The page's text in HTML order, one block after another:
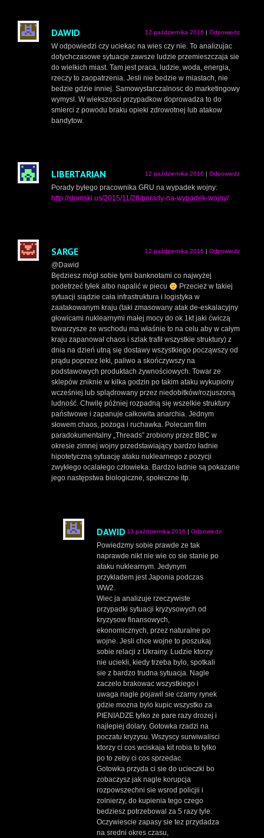
DAWID 12 października 2016 Odpowiedz
W odpowiedzi czy uciekac na wies czy nie. To analizujac
dotychczasowe sytuacje zawsze ludzie przemieszczaja sie
do wielkich miast. Tam jest praca, ludzie, woda, energia,
rzeczy to zaopatrzenia. Jesli nie bedzie w miastach, nie
bedzie gdzie inniej. Samowystarczalnosc do marketingowy
wymysl. W wiekszosci przypadkow doprowadza to do
smierci z powodu braku opieki zdrowotnej lub atakow
bandytow.
LIBERTARIAN 12 października 2016 Odpowiedz
Porady byłego pracownika GRU na wypadek wojny:
http://slomski.us/2015/11/28/porady-na-wypadek-wojny/
SARGE 12 października 2016 Odpowiedz
@Dawid
Będziesz mógł sobie tymi banknotami co najwyżej
podetrzeć tyłek albo napalić w piecu
Przecież w takiej
sytuacji siądzie cała infrastruktura i logistyka w
zaatakowanym kraju (taki zmasowany atak de-eskalacyjny
głowicami nuklearnymi małej mocy do ok 1kt jaki ćwiczą
towarzysze ze wschodu ma właśnie to na celu aby w całym
kraju zapanował chaos i szlak trafił wszystkie struktury) z
dnia na dzień utną się dostawy wszystkiego począwszy od
prądu poprzez leki, paliwo a skończywszy na
podstawowych produktach żywnościowych. Towar ze
sklepów zniknie w kilka godzin po takim ataku wykupiony
wcześniej lub splądrowany przez niedobitków/rozjuszoną
ludność. Chwilę później rozpadną się wszelkie struktury
państwowe i zapanuje całkowita anarchia. Jednym
słowem chaos, pożoga i ruchawka. Polecam film
paradokumentalny „Threads” zrobiony przez BBC w
okresie zimnej wojny przedstawiający bardzo ładnie
hipotetyczną sytuację ataku nuklearnego z pozycji
zwykłego ocalałego człowieka. Bardzo ładnie są pokazane
jego następstwa biologiczne, społeczne itp.
DAWID 13 października 2016 Odpowiedz
Powiedzmy sobie prawde ze tak
naprawde nikt nie wie co sie stanie po
ataku nuklearnym. Jedynym
przykladem jest Japonia podczas
WW2.
Wiec ja analizuje rzeczywiste
przypadki sytuacji kryzysowych od
kryzysow finansowych,
ekonomicznych, przez naturalne po
wojne. Jesli chce wojne to poszukaj
sobie relacji z Ukrainy. Ludzie ktorzy
nie uciekli, kiedy trzeba bylo, spotkali
sie z bardzo trudna sytuacja. Nagle
zaczelo brakowac wszystkiego i
uwaga nagle pojawil sie czarny rynek
gdzie mozna bylo kupic wszystko za
PIENIADZE tylko ze pare razy drozej i
najlepiej dolary. Gotowka rzadzi na
poczatu kryzysu. Wszyscy surwiwalisci
ktorzy ci cos wciskaja kit robia to tylko
po to zeby ci cos sprzedac.
Gotowka przyda ci sie do ucieczki bo
zobaczysz jak nagle korupcja
rozpowszechni sie wsrod policjii i
zolnierzy, do kupienia tego czego
bedziesz potrzebowal za 5 razy tyle.
Oczywiescie zapasy sie tez przydadza
na sredni okres czasu,